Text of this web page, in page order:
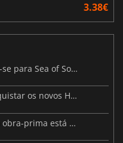
3.38€
Hollow Knight: Silksong prepara-se para Sea of Sorrow com um patch
A Invasão dos Illuminados: Conquistar os novos Helldivers 2 Atualização!
GTA VI: Para além dos atrasos, a obra-prima está quase a chegar